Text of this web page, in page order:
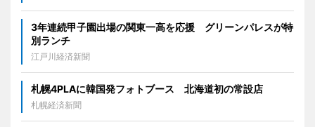
3年連続甲子園出場の関東一高を応援 グリーンパレスが特
別ランチ
江戸川経済新聞
札幌4PLAに韓国発フォトブース 北海道初の常設店
札幌経済新聞